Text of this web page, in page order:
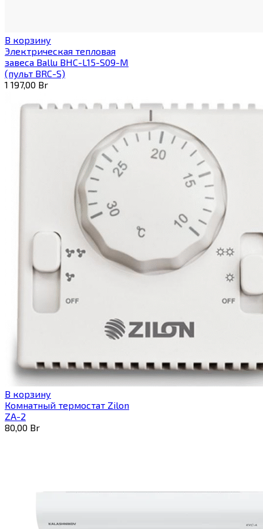
В корзину
Электрическая тепловая
завеса Ballu BHC-L15-S09-M
(пульт BRC-S)
1 197,00 Br
В корзину
Комнатный термостат Zilon
ZA-2
80,00 Br